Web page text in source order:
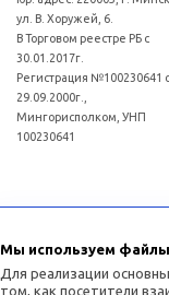
ул. В. Хоружей, 6.
В Торговом реестре РБ с
30.01.2017г.
Регистрация №100230641
29.09.2000г.,
Мингорисполком, УНП
100230641
(017)3771393
Мы используем
Для реализации
том, как посетители